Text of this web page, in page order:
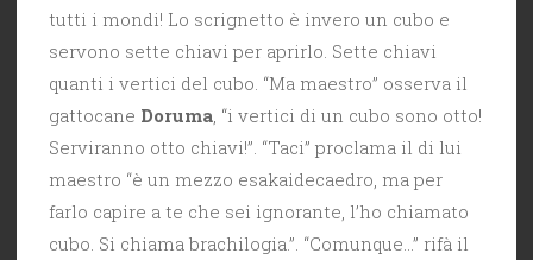
tutti i mondi! Lo scrignetto è invero un cubo e
servono sette chiavi per aprirlo. Sette chiavi
quanti i vertici del cubo. “Ma maestro” osserva il
gattocane Doruma , “i vertici di un cubo sono otto!
Serviranno otto chiavi!”. “Taci” proclama il di lui
maestro “è un mezzo esakaidecaedro, ma per
farlo capire a te che sei ignorante, l’ho chiamato
cubo. Si chiama brachilogia.”. “Comunque…” rifà il